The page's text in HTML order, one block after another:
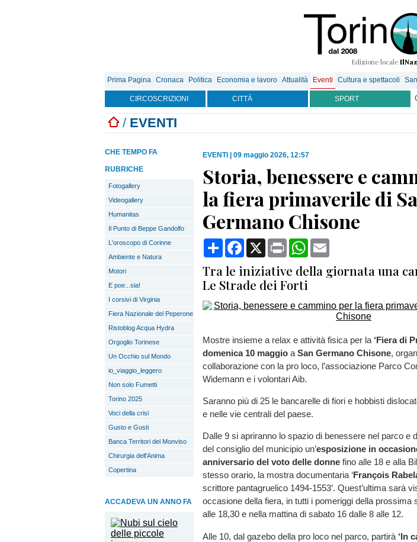
Edizione locale
Prima Pagina Cronaca Politica Economia e lavoro Attualità Eventi Cultura e spettacoli
CIRCOSCRIZIONI CITTÀ SPORT
/ EVENTI
CHE TEMPO FA
RUBRICHE
Fotogallery
Videogallery
Humanitas
Il Punto di Beppe Gandolfo
L'oroscopo di Corinne
Ambiente e Natura
Motori
E poe...sia!
I corsivi di Virginia
Fiera Nazionale del Peperone
Ristoblog Acqua Hydra
Orgoglio Torinese
Un Occhio sul Mondo
io_viaggio_leggero
Non solo Fumetti
Torino 2025
Voci della crisi
Gusto e Gusti
Banca Territori del Monviso
Chirurgia dell'Anima
Copertina
ACCADEVA UN ANNO FA
EVENTI 09 maggio 2026, 12:57
Storia, benessere e
la fiera primaverile di
Germano Chisone
CondividiFacebook
X Print WhatsApp
Tra le iniziative della giornata una
Le Strade dei Forti
Mostre insieme a relax e attività fisica per la ‘Fiera di
domenica 10 maggio a San Germano Chisone,
collaborazione con la pro loco, l’associazione Parco
Widemann e i volontari Aib.
Saranno più di 25 le bancarelle di fiori e hobbisti
e nelle vie centrali del paese.
Dalle 9 si apriranno lo spazio di benessere nel parco e
del consiglio del municipio un’esposizione in
anniversario del voto delle donne fino alle 18 e alla
stesso orario, la mostra documentaria ‘François
scrittore pantagruelico 1494-1553’. Quest’ultima sarà
occasione della fiera, in tutti i pomeriggi della prossima
alle 18,30 e nella mattina di sabato 16 dalle 8 alle 12.
Alle 10, dal gazebo della pro loco nel parco, partirà ‘In